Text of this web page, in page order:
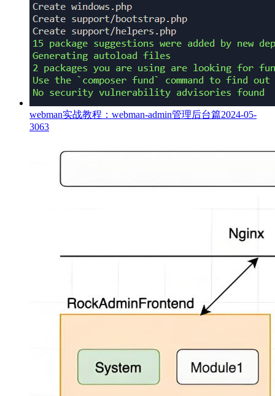
webman实战教程：webman-admin管理后台篇2024-05-
3063